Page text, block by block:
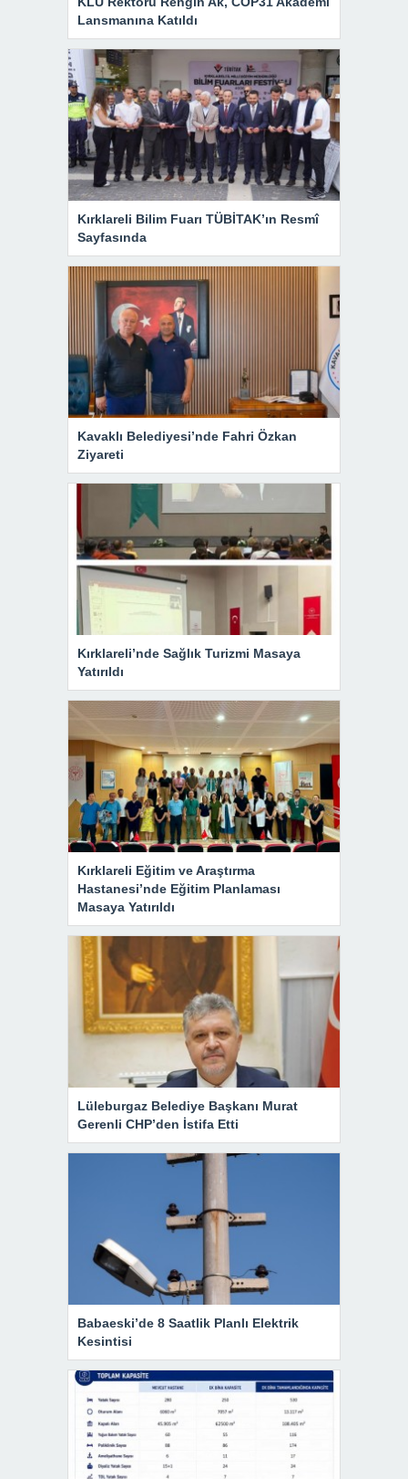
Lansmanına Katıldı
Kırklareli Bilim Fuarı TÜBİTAK’ın Resmî
Sayfasında
Kavaklı Belediyesi’nde Fahri Özkan
Ziyareti
Kırklareli’nde Sağlık Turizmi Masaya
Yatırıldı
Kırklareli Eğitim ve Araştırma
Hastanesi’nde Eğitim Planlaması
Masaya Yatırıldı
Lüleburgaz Belediye Başkanı Murat
Gerenli CHP’den İstifa Etti
Babaeski’de 8 Saatlik Planlı Elektrik
Kesintisi